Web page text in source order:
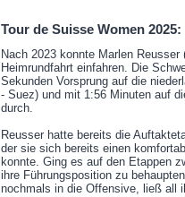
Tour de Suisse Women
Nach 2023 konnte Marlen
Heimrundfahrt einfahren. Die
Sekunden Vorsprung auf die
- Suez) und mit 1:56 Minuten auf
durch.
Reusser hatte bereits die
der sie sich bereits einen
konnte. Ging es auf den Etappen
ihre Führungsposition zu
nochmals in die Offensive, ließ all